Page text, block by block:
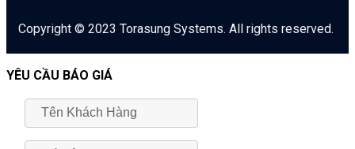
Copyright © 2023 Torasung Systems. All rights reserved.
YÊU CẦU BÁO GIÁ